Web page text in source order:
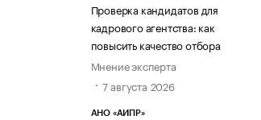
Проверка кандидатов для
кадрового агентства: как
повысить качество отбора
Мнение эксперта
7 августа 2026
АНО «АИПР»